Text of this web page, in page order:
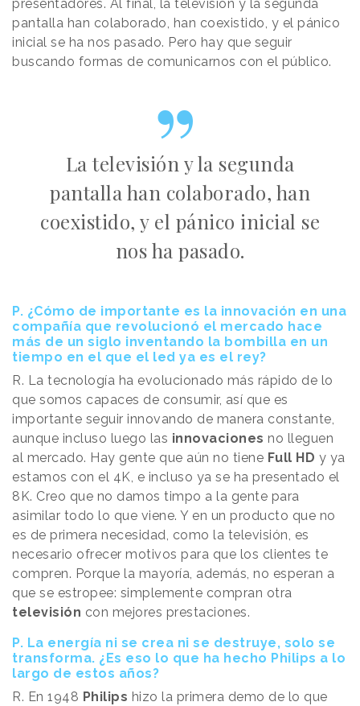
presentadores. Al final, la televisión y la segunda
pantalla han colaborado, han coexistido, y el pánico
inicial se ha nos pasado. Pero hay que seguir
buscando formas de comunicarnos con el público.
La televisión y la segunda
pantalla han colaborado, han
coexistido, y el pánico inicial se
nos ha pasado.
P. ¿Cómo de importante es la innovación en una
compañía que revolucionó el mercado hace
más de un siglo inventando la bombilla en un
tiempo en el que el led ya es el rey?
R. La tecnología ha evolucionado más rápido de lo
que somos capaces de consumir, así que es
importante seguir innovando de manera constante,
aunque incluso luego las innovaciones no lleguen
al mercado. Hay gente que aún no tiene Full HD y ya
estamos con el 4K, e incluso ya se ha presentado el
8K. Creo que no damos timpo a la gente para
asimilar todo lo que viene. Y en un producto que no
es de primera necesidad, como la televisión, es
necesario ofrecer motivos para que los clientes te
compren. Porque la mayoría, además, no esperan a
que se estropee: simplemente compran otra
televisión con mejores prestaciones.
P. La energía ni se crea ni se destruye, solo se
transforma. ¿Es eso lo que ha hecho Philips a lo
largo de estos años?
R. En 1948 Philips hizo la primera demo de lo que